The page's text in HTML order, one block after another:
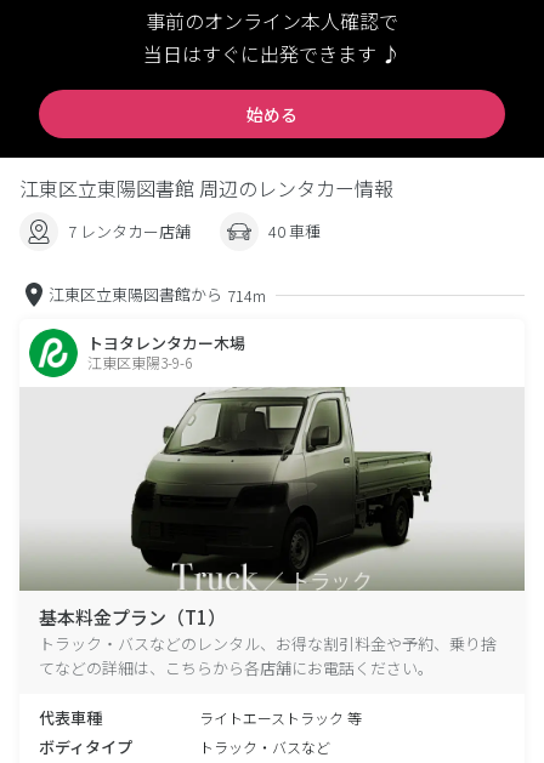
事前のオンライン本人確認で
当日はすぐに出発できます ♪
始める
江東区立東陽図書館 周辺のレンタカー情報
7 レンタカー店舗 40 車種
江東区立東陽図書館から 714m
トヨタレンタカー木場
江東区東陽3-9-6
基本料金プラン（T1）
トラック・バスなどのレンタル、お得な割引料金や予約、乗り捨
てなどの詳細は、こちらから各店舗にお電話ください。
代表車種 ライトエーストラック 等
ボディタイプ トラック・バスなど